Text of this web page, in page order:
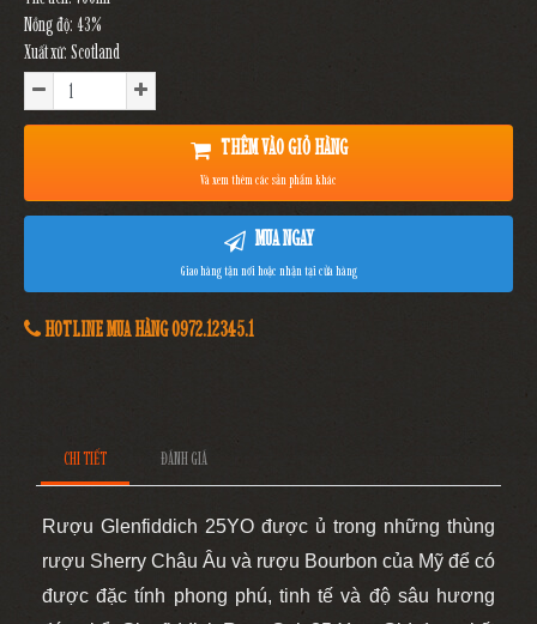
Nồng độ: 43%
Xuất xứ: Scotland
THÊM VÀO GIỎ HÀNG
Và xem thêm các sản phẩm khác
MUA NGAY
Giao hàng tận nơi hoặc nhận tại cửa hàng
HOTLINE MUA HÀNG 0972.12345.1
CHI TIẾT ĐÁNH GIÁ
Rượu Glenfiddich 25YO được ủ trong những thùng
rượu Sherry Châu Âu và rượu Bourbon của Mỹ để có
được đặc tính phong phú, tinh tế và độ sâu hương